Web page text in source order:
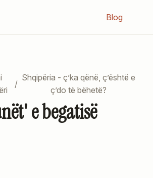
Blog
/
Shqipëria - ç’ka qënë, ç’është e
ç’do të bëhetë?
e begatisë